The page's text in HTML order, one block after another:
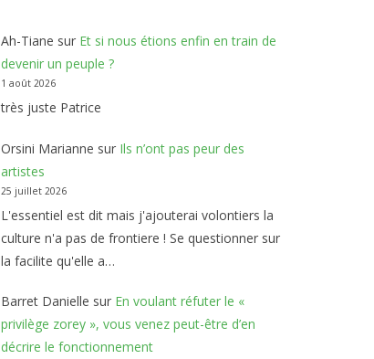
Ah-Tiane sur Et si nous étions enfin en train de
devenir un peuple ?
1 août 2026
très juste Patrice
Orsini Marianne sur Ils n’ont pas peur des
artistes
25 juillet 2026
L'essentiel est dit mais j'ajouterai volontiers la
culture n'a pas de frontiere ! Se questionner sur
la facilite qu'elle a…
Barret Danielle sur En voulant réfuter le «
privilège zorey », vous venez peut-être d’en
décrire le fonctionnement